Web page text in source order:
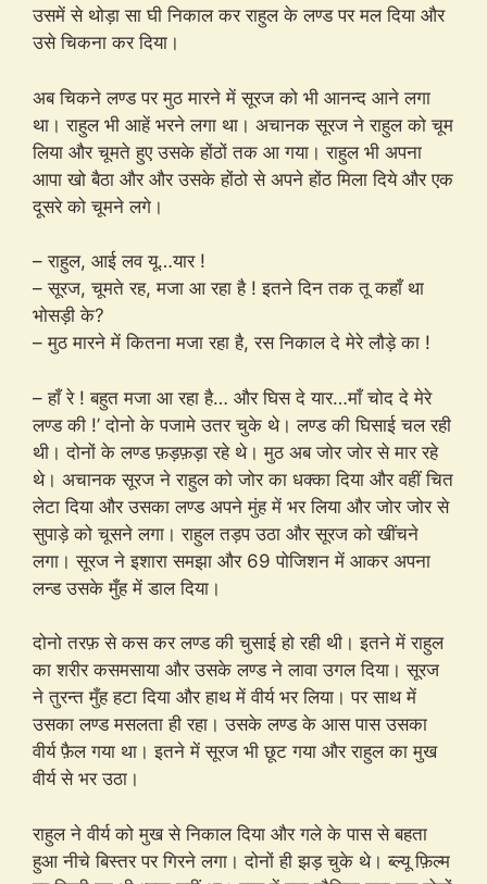
उसमें से थोड़ा सा घी निकाल कर राहुल के लण्ड पर मल दिया और
उसे चिकना कर दिया।
अब चिकने लण्ड पर मुठ मारने में सूरज को भी आनन्द आने लगा
था। राहुल भी आहें भरने लगा था। अचानक सूरज ने राहुल को चूम
लिया और चूमते हुए उसके होंठों तक आ गया। राहुल भी अपना
आपा खो बैठा और और उसके होंठो से अपने होंठ मिला दिये और एक
दूसरे को चूमने लगे।
– राहुल, आई लव यू…यार !
– सूरज, चूमते रह, मजा आ रहा है ! इतने दिन तक तू कहाँ था
भोसड़ी के?
– मुठ मारने में कितना मजा रहा है, रस निकाल दे मेरे लौड़े का !
– हाँ रे ! बहुत मजा आ रहा है… और घिस दे यार…माँ चोद दे मेरे
लण्ड की !’ दोनो के पजामे उतर चुके थे। लण्ड की घिसाई चल रही
थी। दोनों के लण्ड फ़ड़फ़ड़ा रहे थे। मुठ अब जोर जोर से मार रहे
थे। अचानक सूरज ने राहुल को जोर का धक्का दिया और वहीं चित
लेटा दिया और उसका लण्ड अपने मुंह में भर लिया और जोर जोर से
सुपाड़े को चूसने लगा। राहुल तड़प उठा और सूरज को खींचने
लगा। सूरज ने इशारा समझा और 69 पोजिशन में आकर अपना
लन्ड उसके मुँह में डाल दिया।
दोनो तरफ़ से कस कर लण्ड की चुसाई हो रही थी। इतने में राहुल
का शरीर कसमसाया और उसके लण्ड ने लावा उगल दिया। सूरज
ने तुरन्त मुँह हटा दिया और हाथ में वीर्य भर लिया। पर साथ में
उसका लण्ड मसलता ही रहा। उसके लण्ड के आस पास उसका
वीर्य फ़ैल गया था। इतने में सूरज भी छूट गया और राहुल का मुख
वीर्य से भर उठा।
राहुल ने वीर्य को मुख से निकाल दिया और गले के पास से बहता
हुआ नीचे बिस्तर पर गिरने लगा। दोनों ही झड़ चुके थे। ब्ल्यू फ़िल्म